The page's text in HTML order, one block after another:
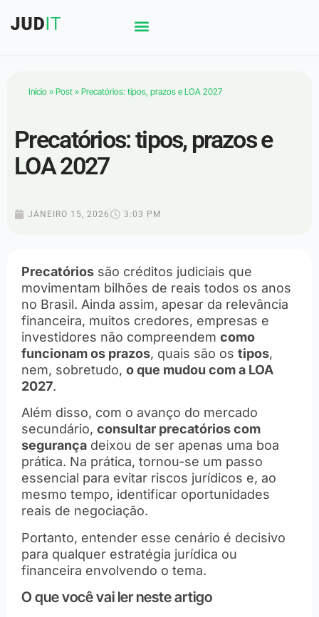
Início » Post » Precatórios: tipos, prazos e LOA 2027
Precatórios: tipos, prazos e
LOA 2027
JANEIRO 15, 2026 3:03 PM
Precatórios são créditos judiciais que
movimentam bilhões de reais todos os anos
no Brasil. Ainda assim, apesar da relevância
financeira, muitos credores, empresas e
investidores não compreendem como
funcionam os prazos, quais são os tipos,
nem, sobretudo, o que mudou com a LOA
2027.
Além disso, com o avanço do mercado
secundário, consultar precatórios com
segurança deixou de ser apenas uma boa
prática. Na prática, tornou-se um passo
essencial para evitar riscos jurídicos e, ao
mesmo tempo, identificar oportunidades
reais de negociação.
Portanto, entender esse cenário é decisivo
para qualquer estratégia jurídica ou
financeira envolvendo o tema.
O que você vai ler neste artigo